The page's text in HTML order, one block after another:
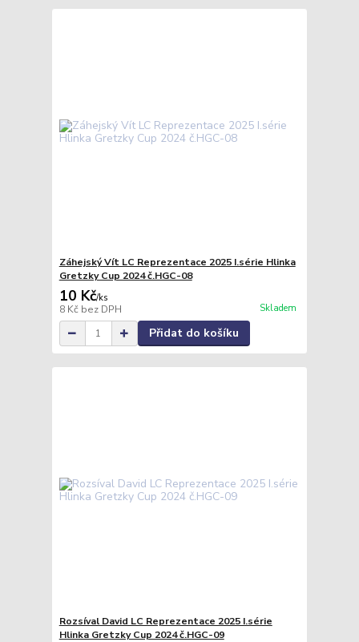
Záhejský Vít LC Reprezentace 2025 I.série Hlinka
Gretzky Cup 2024 č.HGC-08
10 Kč/ks
8 Kč bez DPH Skladem
Přidat do košíku
Rozsíval David LC Reprezentace 2025 I.série
Hlinka Gretzky Cup 2024 č.HGC-09